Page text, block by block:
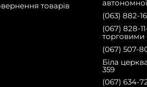
товарів
(063) 882-
(067) 828-
торговими
(067) 507-
Біла
359
(067) 634-